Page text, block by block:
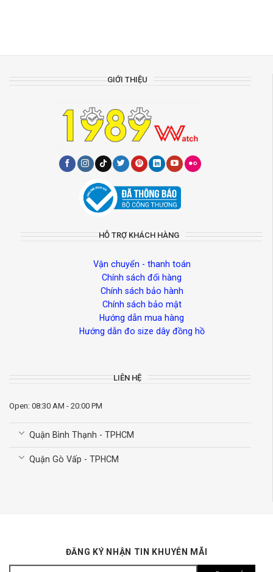
GIỚI THIỆU
HỖ TRỢ KHÁCH HÀNG
Vận chuyển - thanh toán
Chính sách đổi hàng
Chính sách bảo hành
Chính sách bảo mật
Hướng dẫn mua hàng
Hướng dẫn đo size dây đồng hồ
LIÊN HỆ
Open: 08:30 AM - 20:00 PM
Quận Bình Thạnh - TPHCM
Quận Gò Vấp - TPHCM
ĐĂNG KÝ NHẬN TIN KHUYỄN MÃI